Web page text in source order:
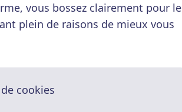
vous bossez clairement pour le
plein de raisons de mieux vous
cookies